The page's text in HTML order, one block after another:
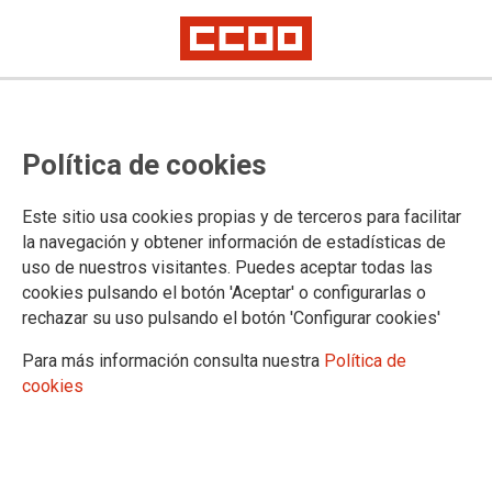
Política de cookies
Este sitio usa cookies propias y de terceros para facilitar
la navegación y obtener información de estadísticas de
uso de nuestros visitantes. Puedes aceptar todas las
cookies pulsando el botón 'Aceptar' o configurarlas o
rechazar su uso pulsando el botón 'Configurar cookies'
Para más información consulta nuestra Política de
cookies
DE TREBALL D'OFICINES DE
JUSTÍCIA MUNICIPAL DELS
PARTITS AMB LA IMPLEMENTACIÓ
DELS TRIBUNALS D'INSTÀNCIA DE
LA FASE 1
Publicat al